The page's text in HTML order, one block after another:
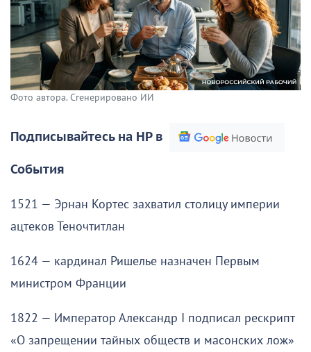
Фото автора. Сгенерировано ИИ
Подписывайтесь на НР в
События
1521 — Эрнан Кортес захватил столицу империи
ацтеков Теночтитлан
1624 — кардинал Ришелье назначен Первым
министром Франции
1822 — Император Александр I подписал рескрипт
«О запрещении тайных обществ и масонских лож»